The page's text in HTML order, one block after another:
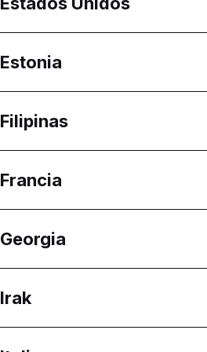
Aragón
Regiones
Ariana Governorate
Estonia
Regiones
Harju maakond
Filipinas
Regiones
Calabarzon
Davao Region
Francia
Regiones
Nouvelle-Aquitaine
Georgia
Regiones
Adjara
Irak